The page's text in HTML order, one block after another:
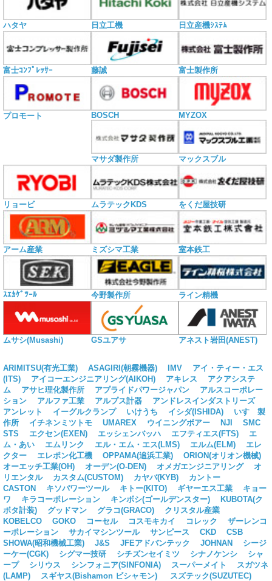
ハタヤ 日立工機 日立産機ｼｽﾃﾑ
富士ｺﾝﾌﾟﾚｯｻｰ 藤誠 富士製作所
プロモート BOSCH MYZOX
マサダ製作所 マックスブル
リョービ ムラテックKDS をくだ屋技研
アーム産業 ミズシマ工業 室本鉄工
ｽｴｶｹﾞﾂｰﾙ 今野製作所 ライン精機
ムサシ(Musashi) GSユアサ アネスト岩田(ANEST)
ARIMITSU(有光工業) ASAGIRI(朝霧機器) IMV
アイ・ティー・エス
(ITS)
アイコーエンジニアリング(AIKOH) アキレス
アクアシステ
ム
アサヒ理化製作所 アプライドパワージャパン
アルスコーポレー
ション
アルファ工業 アルプス計器
アンドレスインダストリーズ
アンレット
イーグルクランプ いけうち イシダ(ISHIDA)
いすゞ製
作所
イチネンミツトモ UMAREX ウイニングボアー NJI
SMC
STS
エクセン(EXEN) エッシェンバッハ エフティエス(FTS)
エ
ム・あい
エムリンク エル・エム・エス(LMS) エルム(ELM)
エレ
クター
エレポン化工機 OPPAMA(追浜工業)
ORION(オリオン機械)
オーエッチ工業(OH)
オーデン(O-DEN) オメガエンジニアリング
オ
リエンタル
カスタム(CUSTOM) カヤバ(KYB)
カントー
CASTON
キソパワーツール キトー(KITO) ギヤーエス工業
キョー
ワ
キラコーポレーション キンボシ(ゴールデンスター)
KUBOTA(ク
ボタ計装)
グッドマン グラコ(GRACO)
クリスタル産業
KOBELCO
GOKO コーセル コスモキカイ コレック
ザーレンコ
ーポレーション
サカイマシンツール サンピース CKD
CSB
SHOWA(昭和機械工業)
J&S JFEアドバンテック JOHNAN
シージ
ーケー(CGK)
シグマー技研 シチズンセイミツ シナノケンシ
シャ
ープ
シリウス シンフォニア(SINFONIA) スーパーメイト
スガツネ
(LAMP)
スギヤス(Bishamon ビシャモン) スズテック(SUZUTEC)